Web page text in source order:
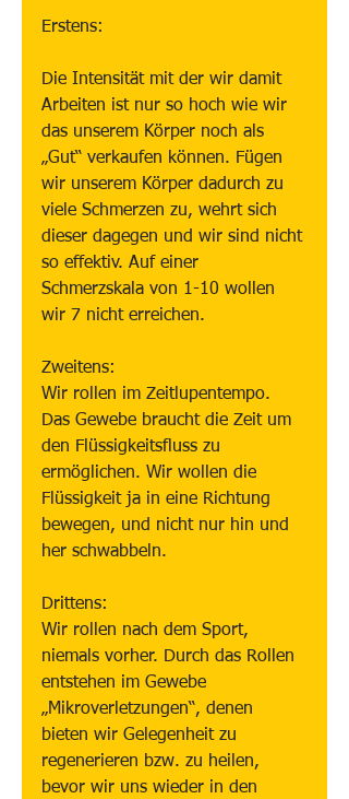
Erstens:
Die Intensität mit der wir damit
Arbeiten ist nur so hoch wie wir
das unserem Körper noch als
„Gut“ verkaufen können. Fügen
wir unserem Körper dadurch zu
viele Schmerzen zu, wehrt sich
dieser dagegen und wir sind nicht
so effektiv. Auf einer
Schmerzskala von 1-10 wollen
wir 7 nicht erreichen.
Zweitens:
Wir rollen im Zeitlupentempo.
Das Gewebe braucht die Zeit um
den Flüssigkeitsfluss zu
ermöglichen. Wir wollen die
Flüssigkeit ja in eine Richtung
bewegen, und nicht nur hin und
her schwabbeln.
Drittens:
Wir rollen nach dem Sport,
niemals vorher. Durch das Rollen
entstehen im Gewebe
„Mikroverletzungen“, denen
bieten wir Gelegenheit zu
regenerieren bzw. zu heilen,
bevor wir uns wieder in den